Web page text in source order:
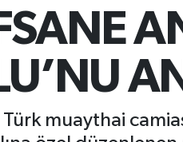
muaythai